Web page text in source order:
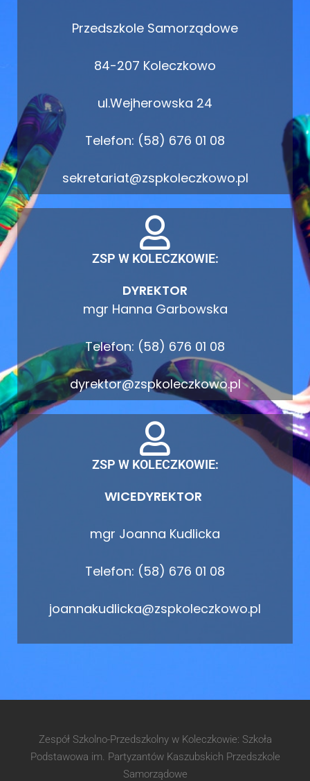
Przedszkole Samorządowe
84-207 Koleczkowo
ul.Wejherowska 24
Telefon: (58) 676 01 08
sekretariat@zspkoleczkowo.pl
ZSP W KOLECZKOWIE:
DYREKTOR
mgr Hanna Garbowska
Telefon: (58) 676 01 08
dyrektor@zspkoleczkowo.pl
ZSP W KOLECZKOWIE:
WICEDYREKTOR
mgr Joanna Kudlicka
Telefon: (58) 676 01 08
joannakudlicka@zspkoleczkowo.pl
Zespół Szkolno-Przedszkolny w Koleczkowie: Szkoła
Podstawowa im. Partyzantów Kaszubskich Przedszkole
Samorządowe